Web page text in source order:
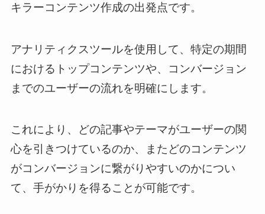
キラーコンテンツ作成の出発点です。
アナリティクスツールを使用して、特定の期間
におけるトップコンテンツや、コンバージョン
までのユーザーの流れを明確にします。
これにより、どの記事やテーマがユーザーの関
心を引きつけているのか、またどのコンテンツ
がコンバージョンに繋がりやすいのかについ
て、手がかりを得ることが可能です。